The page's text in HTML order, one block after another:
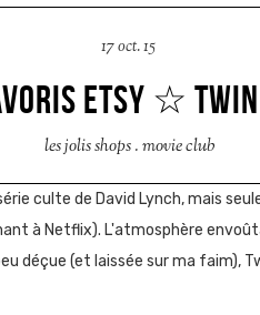
17 oct. 15
ETSY ☆
les jolis shops.movie club
culte de David Lynch, mais
à Netflix). L'atmosphère
déçue (et laissée sur ma faim),